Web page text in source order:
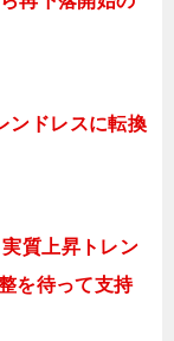
ンドレスに転換
質上昇トレン
を待って支持